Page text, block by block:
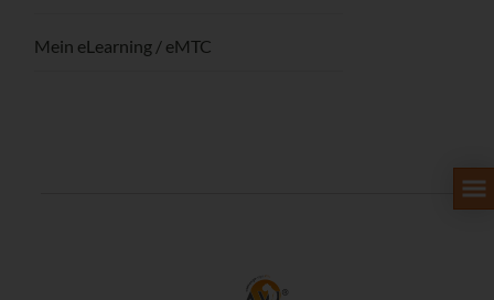
Mein eLearning / eMTC